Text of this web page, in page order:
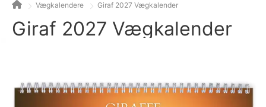
Vægkalendere Giraf 2027 Vægkalender
Giraf 2027 Vægkalender